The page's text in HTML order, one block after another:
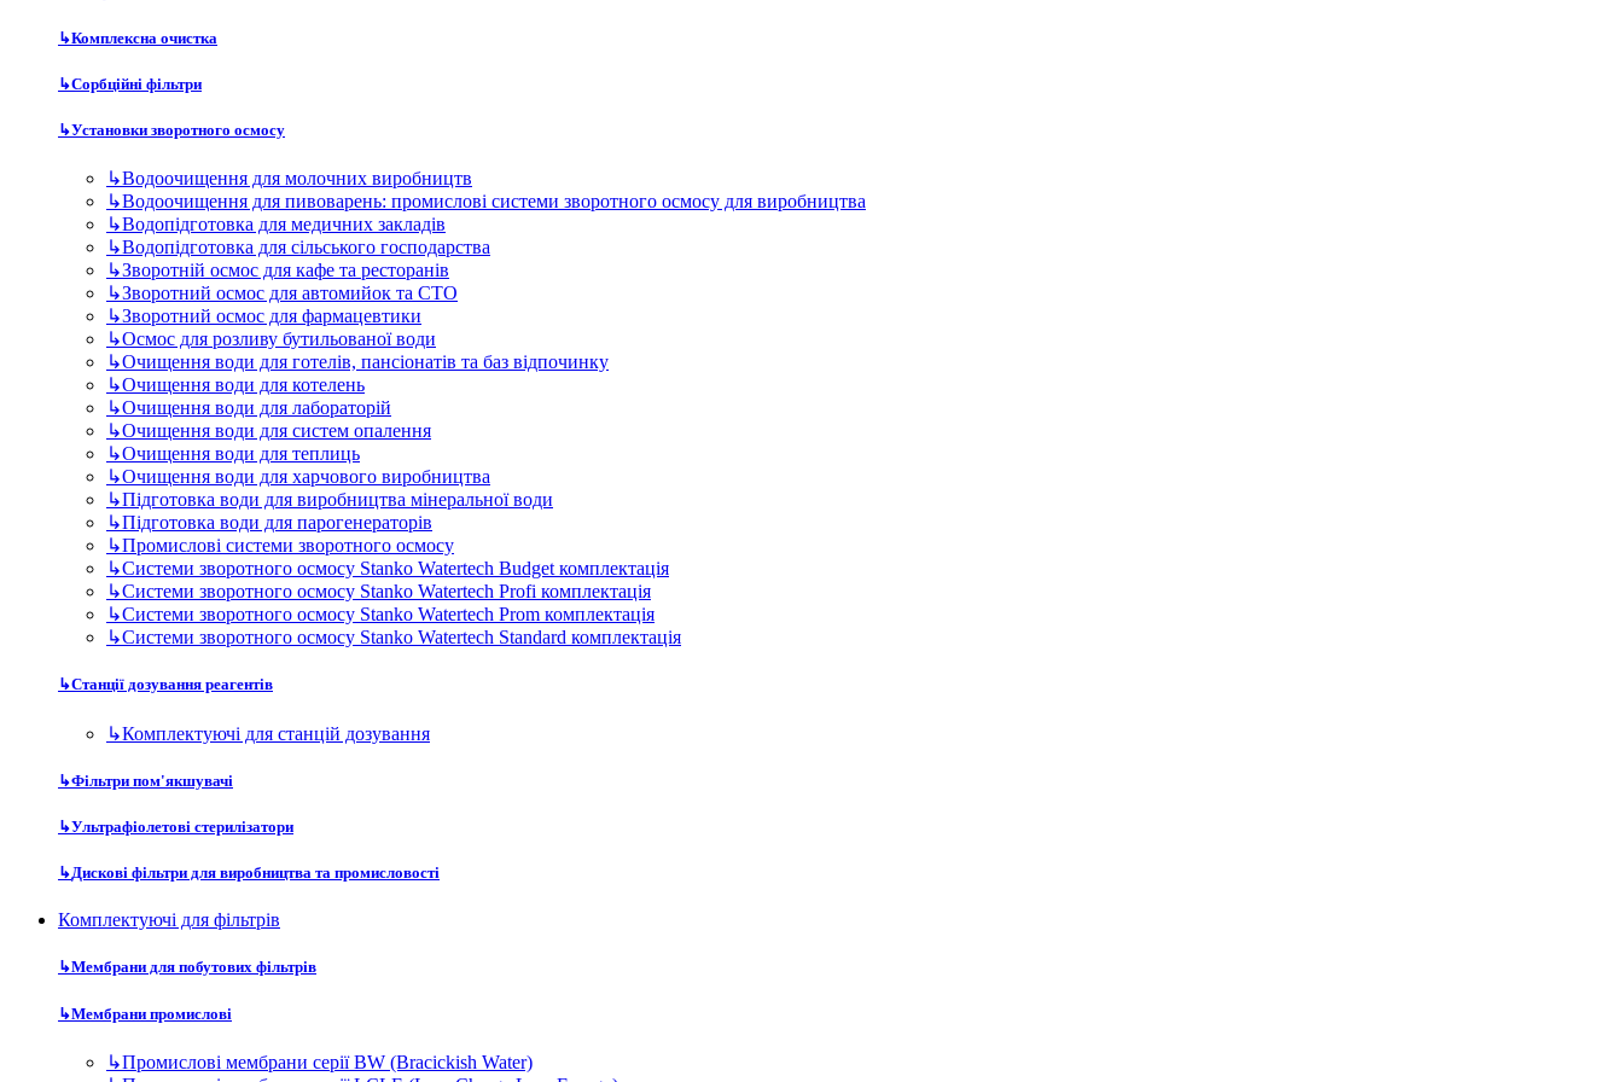
↳Комплексна очистка
↳Сорбційні фільтри
↳Установки зворотного осмосу
↳Водоочищення для молочних виробництв
↳Водоочищення для пивоварень: промислові системи зворотного осмосу для виробництва
↳Водопідготовка для медичних закладів
↳Водопідготовка для сільського господарства
↳Зворотній осмос для кафе та ресторанів
↳Зворотний осмос для автомийок та СТО
↳Зворотний осмос для фармацевтики
↳Осмос для розливу бутильованої води
↳Очищення води для готелів, пансіонатів та баз відпочинку
↳Очищення води для котелень
↳Очищення води для лабораторій
↳Очищення води для систем опалення
↳Очищення води для теплиць
↳Очищення води для харчового виробництва
↳Підготовка води для виробництва мінеральної води
↳Підготовка води для парогенераторів
↳Промислові системи зворотного осмосу
↳Системи зворотного осмосу Stanko Watertech Budget комплектація
↳Системи зворотного осмосу Stanko Watertech Profi комплектація
↳Системи зворотного осмосу Stanko Watertech Prom комплектація
↳Системи зворотного осмосу Stanko Watertech Standard комплектація
↳Станції дозування реагентів
↳Комплектуючі для станцій дозування
↳Фільтри пом'якшувачі
↳Ультрафіолетові стерилізатори
↳Дискові фільтри для виробництва та промисловості
Комплектуючі для фільтрів
↳Мембрани для побутових фільтрів
↳Мембрани промислові
↳Промислові мембрани серії BW (Bracickish Water)